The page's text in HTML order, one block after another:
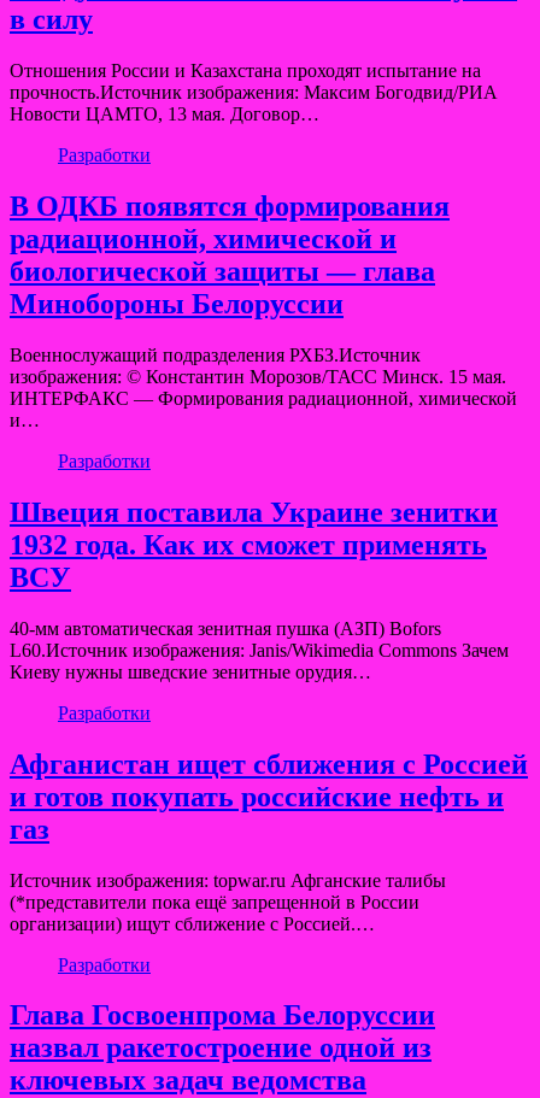
в силу
Отношения России и Казахстана проходят испытание на
прочность.Источник изображения: Максим Богодвид/РИА
Новости ЦАМТО, 13 мая. Договор…
Разработки
В ОДКБ появятся формирования
радиационной, химической и
биологической защиты — глава
Минобороны Белоруссии
Военнослужащий подразделения РХБЗ.Источник
изображения: © Константин Морозов/ТАСС Минск. 15 мая.
ИНТЕРФАКС — Формирования радиационной, химической
и…
Разработки
Швеция поставила Украине зенитки
1932 года. Как их сможет применять
ВСУ
40-мм автоматическая зенитная пушка (АЗП) Bofors
L60.Источник изображения: Janis/Wikimedia Commons Зачем
Киеву нужны шведские зенитные орудия…
Разработки
Афганистан ищет сближения с Россией
и готов покупать российские нефть и
газ
Источник изображения: topwar.ru Афганские талибы
(*представители пока ещё запрещенной в России
организации) ищут сближение с Россией.…
Разработки
Глава Госвоенпрома Белоруссии
назвал ракетостроение одной из
ключевых задач ведомства